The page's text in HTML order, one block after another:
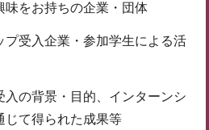
お持ちの企業・団体
プ受入企業・参加学生による活
景・目的、インターンシ
じて得られた成果等